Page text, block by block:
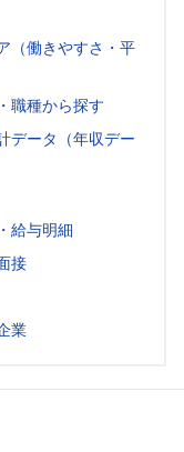
（働きやすさ・平
職種から探す
データ（年収デー
給与明細
接
業